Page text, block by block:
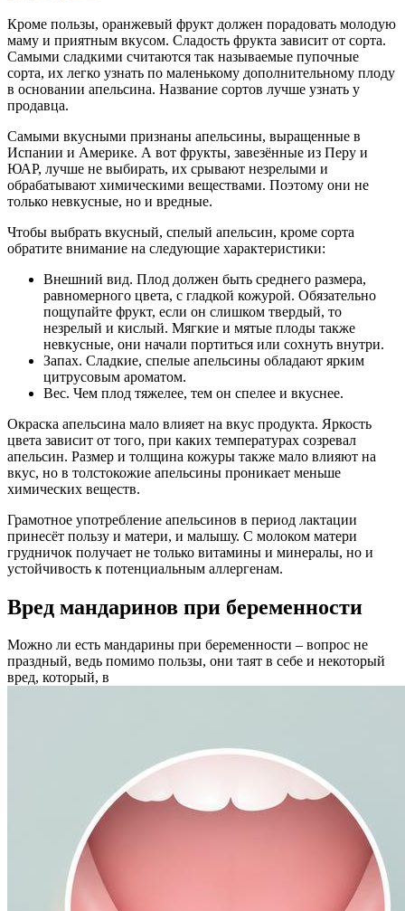
Кроме пользы, оранжевый фрукт должен порадовать молодую
маму и приятным вкусом. Сладость фрукта зависит от сорта.
Самыми сладкими считаются так называемые пупочные
сорта, их легко узнать по маленькому дополнительному плоду
в основании апельсина. Название сортов лучше узнать у
продавца.
Самыми вкусными признаны апельсины, выращенные в
Испании и Америке. А вот фрукты, завезённые из Перу и
ЮАР, лучше не выбирать, их срывают незрелыми и
обрабатывают химическими веществами. Поэтому они не
только невкусные, но и вредные.
Чтобы выбрать вкусный, спелый апельсин, кроме сорта
обратите внимание на следующие характеристики:
Внешний вид. Плод должен быть среднего размера,
равномерного цвета, с гладкой кожурой. Обязательно
пощупайте фрукт, если он слишком твердый, то
незрелый и кислый. Мягкие и мятые плоды также
невкусные, они начали портиться или сохнуть внутри.
Запах. Сладкие, спелые апельсины обладают ярким
цитрусовым ароматом.
Вес. Чем плод тяжелее, тем он спелее и вкуснее.
Окраска апельсина мало влияет на вкус продукта. Яркость
цвета зависит от того, при каких температурах созревал
апельсин. Размер и толщина кожуры также мало влияют на
вкус, но в толстокожие апельсины проникает меньше
химических веществ.
Грамотное употребление апельсинов в период лактации
принесёт пользу и матери, и малышу. С молоком матери
грудничок получает не только витамины и минералы, но и
устойчивость к потенциальным аллергенам.
Вред мандаринов при беременности
Можно ли есть мандарины при беременности – вопрос не
праздный, ведь помимо пользы, они таят в себе и некоторый
вред, который, в